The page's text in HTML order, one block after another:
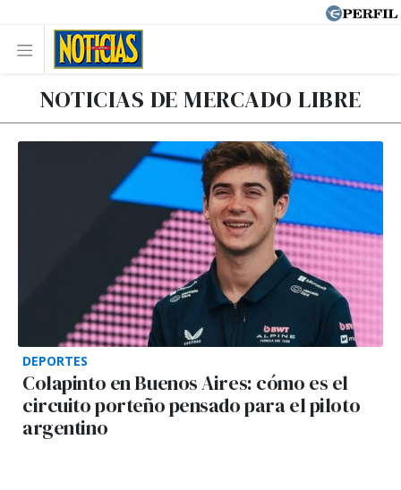
NOTICIAS DE MERCADO LIBRE
DEPORTES
Colapinto en Buenos Aires: cómo es el
circuito porteño pensado para el piloto
argentino